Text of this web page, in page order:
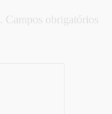
Campos obrigatórios